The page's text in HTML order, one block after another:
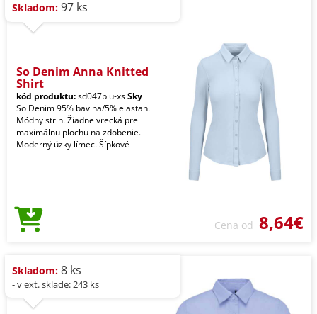
Skladom: 97 ks
So Denim Anna Knitted
Shirt
kód produktu:sd047blu-xsSky
So Denim 95% bavlna/5% elastan.
Módny strih. Žiadne vrecká pre
maximálnu plochu na zdobenie.
Moderný úzky límec. Šípkové
Cena od 8,64€
Skladom: 8 ks
- v ext. sklade: 243 ks